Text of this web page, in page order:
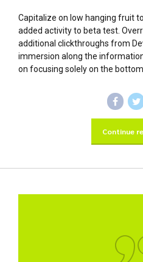
Capitalize on low hanging fruit
added activity to beta test.
additional clickthroughs from
immersion along the
on focusing solely on the
Continue